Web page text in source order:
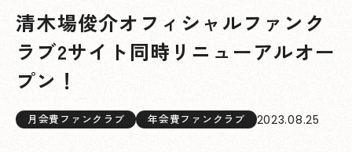
清木場俊介オフィシャルファンク
ラブ2サイト同時リニューアルオー
プン！
月会費ファンクラブ 年会費ファンクラブ 2023.08.25